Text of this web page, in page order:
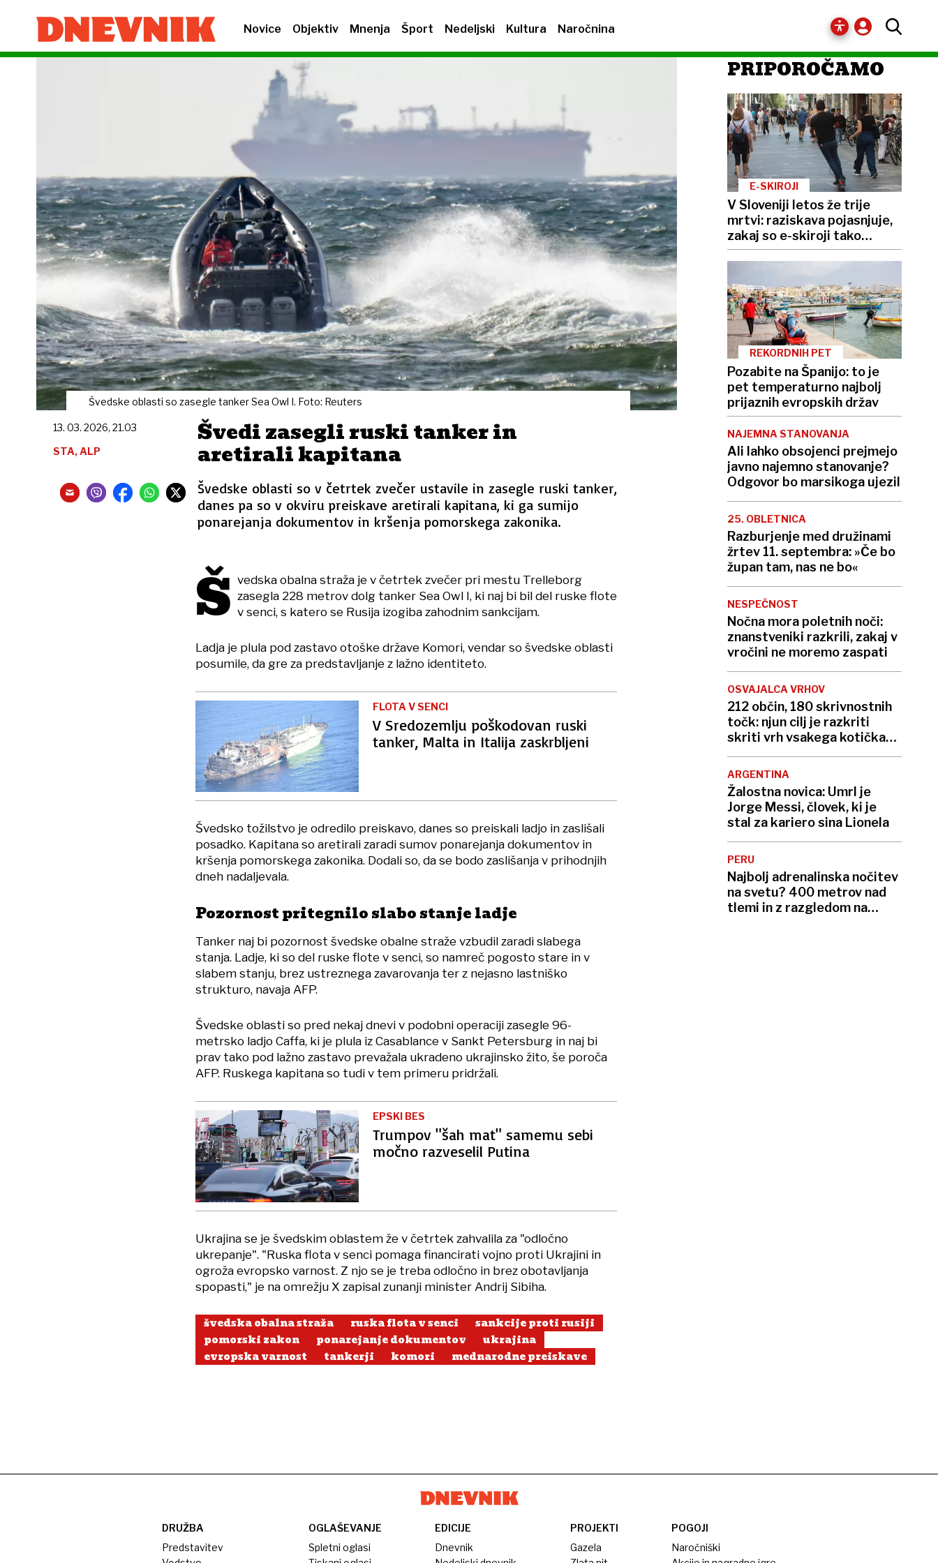
Novice Objektiv Mnenja Šport Nedeljski Kultura Naročnina
Švedske oblasti so zasegle tanker Sea Owl I. Foto: Reuters
Švedi zasegli ruski tanker in
aretirali kapitana
Švedske oblasti so v četrtek zvečer ustavile in zasegle ruski tanker,
danes pa so v okviru preiskave aretirali kapitana, ki ga sumijo
ponarejanja dokumentov in kršenja pomorskega zakonika.
13. 03. 2026, 21.03
STA, ALP
Š vedska obalna straža je v četrtek zvečer pri mestu Trelleborg
zasegla 228 metrov dolg tanker Sea Owl I, ki naj bi bil del ruske flote
v senci, s katero se Rusija izogiba zahodnim sankcijam.
Ladja je plula pod zastavo otoške države Komori, vendar so švedske oblasti
posumile, da gre za predstavljanje z lažno identiteto.
FLOTA V SENCI
V Sredozemlju poškodovan ruski
tanker, Malta in Italija zaskrbljeni
Švedsko tožilstvo je odredilo preiskavo, danes so preiskali ladjo in zaslišali
posadko. Kapitana so aretirali zaradi sumov ponarejanja dokumentov in
kršenja pomorskega zakonika. Dodali so, da se bodo zaslišanja v prihodnjih
dneh nadaljevala.
Pozornost pritegnilo slabo stanje ladje
Tanker naj bi pozornost švedske obalne straže vzbudil zaradi slabega
stanja. Ladje, ki so del ruske flote v senci, so namreč pogosto stare in v
slabem stanju, brez ustreznega zavarovanja ter z nejasno lastniško
strukturo, navaja AFP.
Švedske oblasti so pred nekaj dnevi v podobni operaciji zasegle 96-
metrsko ladjo Caffa, ki je plula iz Casablance v Sankt Petersburg in naj bi
prav tako pod lažno zastavo prevažala ukradeno ukrajinsko žito, še poroča
AFP. Ruskega kapitana so tudi v tem primeru pridržali.
EPSKI BES
Trumpov "šah mat" samemu sebi
močno razveselil Putina
Ukrajina se je švedskim oblastem že v četrtek zahvalila za "odločno
ukrepanje". "Ruska flota v senci pomaga financirati vojno proti Ukrajini in
ogroža evropsko varnost. Z njo se je treba odločno in brez obotavljanja
spopasti," je na omrežju X zapisal zunanji minister Andrij Sibiha.
švedska obalna straža ruska flota v senci
sankcije proti rusiji
pomorski zakon
ponarejanje dokumentov
ukrajina
evropska varnost
tankerji komori mednarodne preiskave
PRIPOROČAMO
E-SKIROJI
V Sloveniji letos že trije
mrtvi: raziskava pojasnjuje,
zakaj so e-skiroji tako
nevarni
REKORDNIH PET
Pozabite na Španijo: to je
pet temperaturno najbolj
prijaznih evropskih držav
NAJEMNA STANOVANJA
Ali lahko obsojenci prejmejo
javno najemno stanovanje?
Odgovor bo marsikoga ujezil
25. OBLETNICA
Razburjenje med družinami
žrtev 11. septembra: »Če bo
župan tam, nas ne bo«
NESPEČNOST
Nočna mora poletnih noči:
znanstveniki razkrili, zakaj v
vročini ne moremo zaspati
OSVAJALCA VRHOV
212 občin, 180 skrivnostnih
točk: njun cilj je razkriti
skriti vrh vsakega kotička
Slovenije
ARGENTINA
Žalostna novica: Umrl je
Jorge Messi, človek, ki je
stal za kariero sina Lionela
PERU
Najbolj adrenalinska nočitev
na svetu? 400 metrov nad
tlemi in z razgledom na
DRUŽBA
Predstavitev
OGLAŠEVANJE
Spletni oglasi
EDICIJE
Dnevnik
PROJEKTI
Gazela
POGOJI
Naročniški